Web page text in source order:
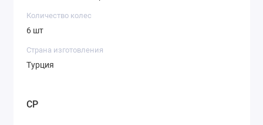
Количество колес
6 шт
Страна изготовления
Турция
CP